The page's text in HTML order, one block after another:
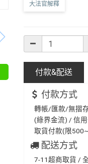
大法官解釋
付款&配送
付款方式
轉帳/匯款/無摺
(綠界金流) / 信
取貨付款(限
配送方式
7-11超商取貨 /